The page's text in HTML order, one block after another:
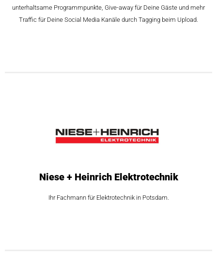
unterhaltsame Programmpunkte, Give-away für Deine Gäste und mehr
Traffic für Deine Social Media Kanäle durch Tagging beim Upload.
Niese + Heinrich Elektrotechnik
Ihr Fachmann für Elektrotechnik in Potsdam.